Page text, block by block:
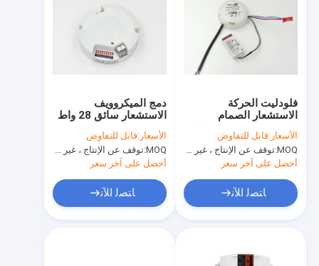
دمج الميكروويف
الاستشعار سائق 28 واط
600ma / 700 مللي أمبير
الأسعار:قابل للتفاوض
MOQ: توقف عن الإنتاج ، غير متوفر.
أحصل على آخر سعر
ﺎﺘﺼﻟ ﺍﻶﻧ
فلودليت الحركة
الاستشعار الصمام
300ma / 350ma
المعتمدة سي
الأسعار:قابل للتفاوض
MOQ: توقف عن الإنتاج ، غير متوفر.
أحصل على آخر سعر
ﺎﺘﺼﻟ ﺍﻶﻧ